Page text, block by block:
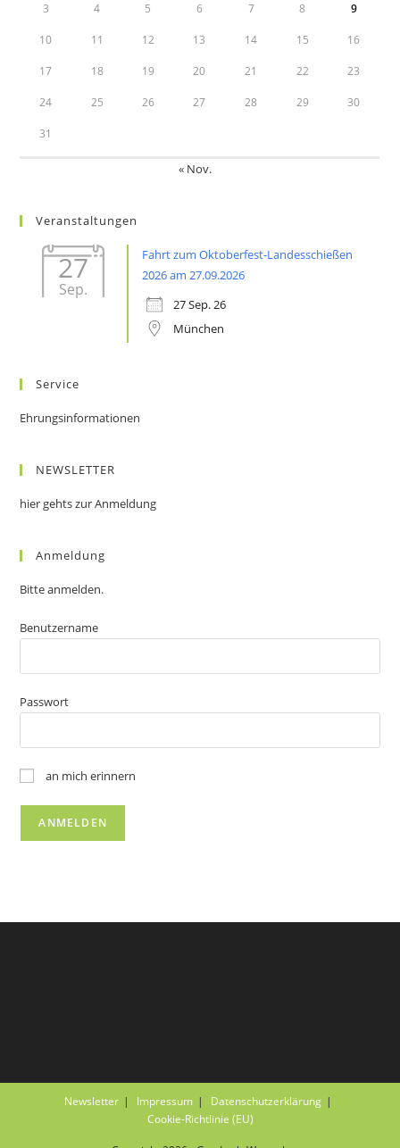
3 4 5 6 7 8 9
10 11 12 13 14 15 16
17 18 19 20 21 22 23
24 25 26 27 28 29 30
31
« Nov.
Veranstaltungen
27
Sep.
Fahrt zum Oktoberfest-Landesschießen
2026 am 27.09.2026
27 Sep. 26
München
Service
Ehrungsinformationen
NEWSLETTER
hier gehts zur Anmeldung
Anmeldung
Bitte anmelden.
Benutzername
Passwort
an mich erinnern
Newsletter Impressum
Datenschutzerklärung
Cookie-Richtlinie (EU)